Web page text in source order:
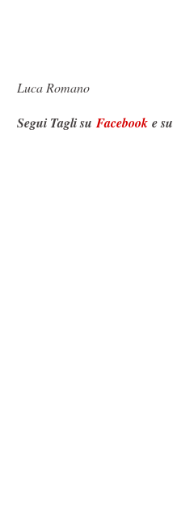
Luca Romano
Segui Tagli suFacebook e su